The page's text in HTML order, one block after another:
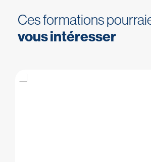
Ces formations
vous intéresser